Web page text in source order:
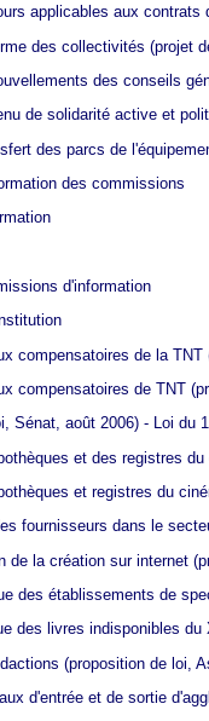
applicables aux contrats
des collectivités (projet
des conseils
de solidarité active et
des parcs de
des commissions
d'information
compensatoires de la TNT
compensatoires de TNT
Sénat, août 2006) - Loi du
et des registres
et registres du
fournisseurs dans le
de la création sur internet
des établissements de
des livres indisponibles du
(proposition de loi,
d'entrée et de sortie